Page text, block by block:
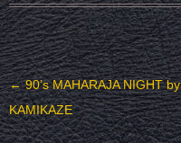
投稿ナビゲーション
←90’s MAHARAJA NIGHT by
KAMIKAZE